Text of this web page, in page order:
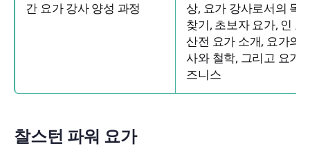
간 요가 강사 양성 과정
상, 요가 강사로서의 목
찾기, 초보자 요가, 인 요
산전 요가 소개, 요가의
사와 철학, 그리고 요가
즈니스
찰스턴 파워 요가